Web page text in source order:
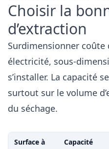
Choisir la
d’extraction
Surdimensionner
électricité, sous-
s’installer. La capacité
surtout sur le volume
du séchage.
Surface à
Capacité